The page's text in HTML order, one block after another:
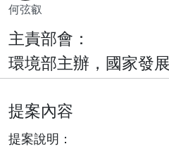
何弦叡
主責部會：
環境部主辦，國家發
提案內容
提案說明：